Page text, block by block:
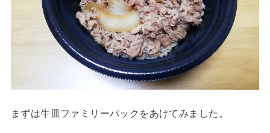
まずは牛皿ファミリーパックをあけてみました。